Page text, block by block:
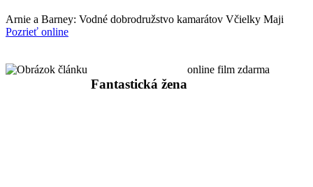
Arnie a Barney: Vodné dobrodružstvo kamarátov Včielky Maji
Pozrieť online
Fantastická žena
online film zdarma